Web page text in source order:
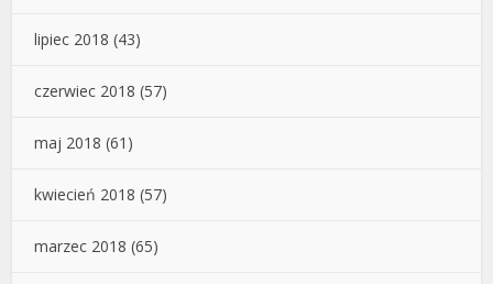
lipiec 2018 (43)
czerwiec 2018 (57)
maj 2018 (61)
kwiecień 2018 (57)
marzec 2018 (65)